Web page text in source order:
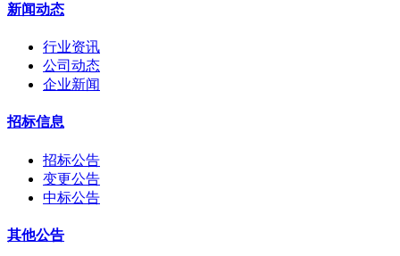
新闻动态
行业资讯
公司动态
企业新闻
招标信息
招标公告
变更公告
中标公告
其他公告